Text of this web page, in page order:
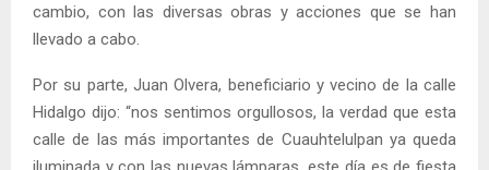
cambio, con las diversas obras y acciones que se han
llevado a cabo.
Por su parte, Juan Olvera, beneficiario y vecino de la calle
Hidalgo dijo: “nos sentimos orgullosos, la verdad que esta
calle de las más importantes de Cuauhtelulpan ya queda